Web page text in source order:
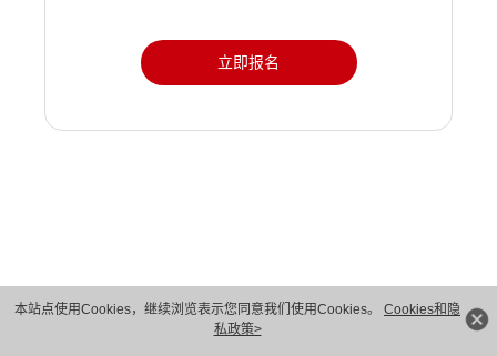
本站点使用Cookies，继续浏览表示您同意我们使用Cookies。 Cookies和隐
私政策>
立即报名
版权所有 © 华为技术有限公司 1998-2026。 保留一切权利。粤A2-20044005号
隐私保护
法律声明